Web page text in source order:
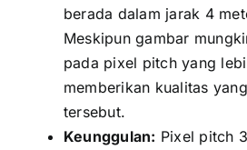
berada dаlаm jarak 4
Mеѕkірun gambar
раdа pixel pitch уаng
memberikan kualitas
tersebut.
Keunggulan: Pixel pitch